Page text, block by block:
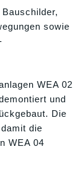
sowie
WEA 02
und
Die
die
WEA 04